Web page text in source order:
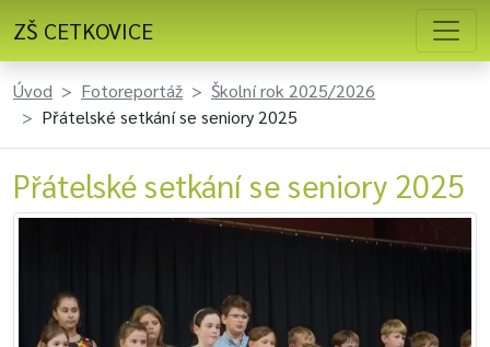
ZŠ CETKOVICE
Úvod Fotoreportáž
Školní rok 2025/2026
Přátelské setkání se seniory 2025
Přátelské setkání se seniory 2025